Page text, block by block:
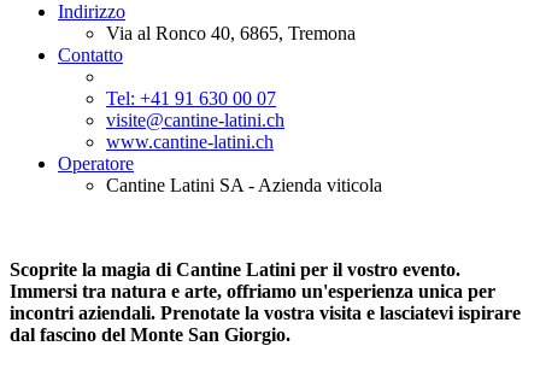
Indirizzo
Via al Ronco 40, 6865, Tremona
Contatto
Tel: +41 91 630 00 07
visite@cantine-latini.ch
www.cantine-latini.ch
Operatore
Cantine Latini SA - Azienda viticola
Scoprite la magia di Cantine Latini per il vostro evento.
Immersi tra natura e arte, offriamo un'esperienza unica per
incontri aziendali. Prenotate la vostra visita e lasciatevi ispirare
dal fascino del Monte San Giorgio.